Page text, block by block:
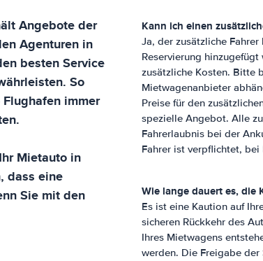
Angebote der
Agenturen in
besten Service
So
immer
Mietauto in
dass eine
Sie mit den
Kann ich einen
Ja, der zusätzliche
Reservierung
zusätzliche Kosten. Bitte
Mietwagenanbieter
Preise für den
spezielle Angebot. Alle
Fahrerlaubnis bei der
Fahrer ist verpflichtet,
Wie lange dauert es, die
Es ist eine Kaution auf
sicheren Rückkehr des
Ihres Mietwagens
werden. Die Freigabe